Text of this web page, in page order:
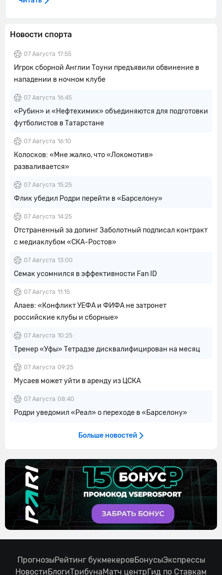
Новости спорта
07 Августа 17:55
Игрок сборной Англии Тоуни предъявили обвинение в
нападении в ночном клубе
07 Августа 16:45
«Рубин» и «Нефтехимик» объединяются для подготовки
футболистов в Татарстане
07 Августа 16:10
Колосков: «Мне жалко, что «Локомотив»
разваливается»
07 Августа 15:25
Флик убедил Родри перейти в «Барселону»
07 Августа 14:25
Отстраненный за допинг Заболотный подписал контракт
с медиаклубом «СКА-Ростов»
07 Августа 13:00
Семак усомнился в эффективности Fan ID
07 Августа 11:15
Алаев: «Конфликт УЕФА и ФИФА не затронет
российские клубы и сборные»
07 Августа 10:25
Тренер «Уфы» Тетрадзе дисквалифицирован на месяц
07 Августа 09:25
Мусаев может уйти в аренду из ЦСКА
07 Августа 08:40
Родри уведомил «Реал» о переходе в «Барселону»
Больше новостей
ПрогнозыРейтинг букмекеровБонусыЭкспрессы
НовостиБлогиТрибунаМатч центрГид по Ставкам